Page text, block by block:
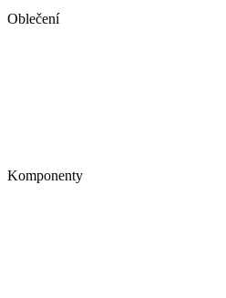
Oblečení
Komponenty